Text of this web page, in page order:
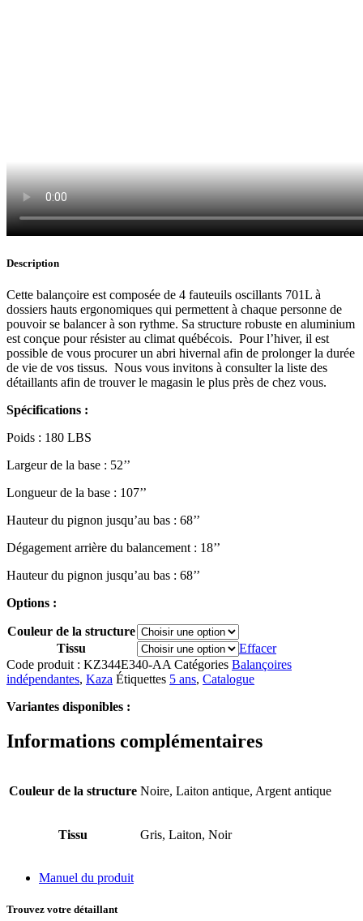
Description
Cette balançoire est composée de 4 fauteuils oscillants 701L à
dossiers hauts ergonomiques qui permettent à chaque personne de
pouvoir se balancer à son rythme. Sa structure robuste en aluminium
est conçue pour résister au climat québécois. Pour l’hiver, il est
possible de vous procurer un abri hivernal afin de prolonger la durée
de vie de vos tissus. Nous vous invitons à consulter la liste des
détaillants afin de trouver le magasin le plus près de chez vous.
Spécifications :
Poids : 180 LBS
Largeur de la base : 52’’
Longueur de la base : 107’’
Hauteur du pignon jusqu’au bas : 68’’
Dégagement arrière du balancement : 18’’
Hauteur du pignon jusqu’au bas : 68’’
Options :
Couleur de la structure
Tissu
Effacer
Code produit : KZ344E340-AACatégories Balançoires
indépendantes, Kaza Étiquettes 5 ans, Catalogue
Variantes disponibles :
Informations complémentaires
Couleur de la structure Noire, Laiton antique, Argent antique
Tissu Gris, Laiton, Noir
Manuel du produit
Trouvez votre détaillant